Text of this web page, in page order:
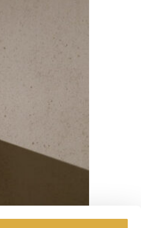
a scarico libero